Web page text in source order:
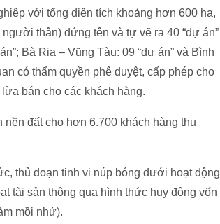
với tổng diện tích khoảng hơn 600 ha,
thân) đứng tên và tự vẽ ra 40 “dự án”
Bà Rịa – Vũng Tàu: 09 “dự án” và Bình
có thẩm quyền phê duyệt, cấp phép cho
bán cho các khách hàng.
đất cho hơn 6.700 khách hàng thu
thủ đoạn tinh vi núp bóng dưới hoạt động
tài sản thông qua hình thức huy động vốn
mồi nhử).